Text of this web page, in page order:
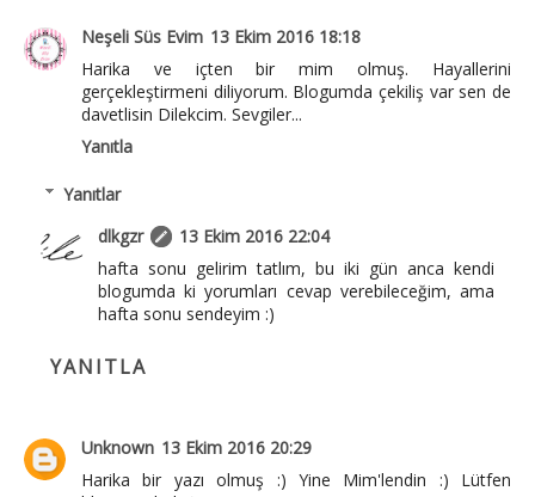
Neşeli Süs Evim 13 Ekim 2016 18:18
Harika ve içten bir mim olmuş. Hayallerini
gerçekleştirmeni diliyorum. Blogumda çekiliş var sen de
davetlisin Dilekcim. Sevgiler...
Yanıtla
Yanıtlar
dlkgzr
13 Ekim 2016 22:04
hafta sonu gelirim tatlım, bu iki gün anca kendi
blogumda ki yorumları cevap verebileceğim, ama
hafta sonu sendeyim :)
YANITLA
Unknown 13 Ekim 2016 20:29
Harika bir yazı olmuş :) Yine Mim'lendin :) Lütfen